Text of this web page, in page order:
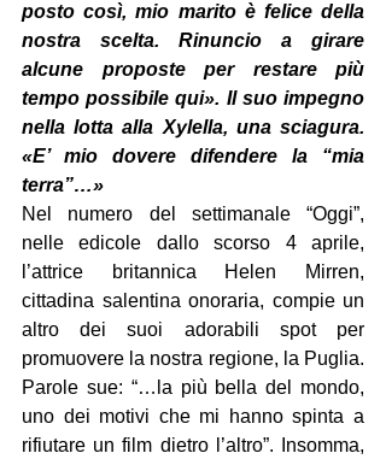
posto così, mio marito è felice della
nostra scelta. Rinuncio a girare
alcune proposte per restare più
tempo possibile qui». Il suo impegno
nella lotta alla Xylella, una sciagura.
«E’ mio dovere difendere la “mia
terra”…»
Nel numero del settimanale “Oggi”,
nelle edicole dallo scorso 4 aprile,
l’attrice britannica Helen Mirren,
cittadina salentina onoraria, compie un
altro dei suoi adorabili spot per
promuovere la nostra regione, la Puglia.
Parole sue: “…la più bella del mondo,
uno dei motivi che mi hanno spinta a
rifiutare un film dietro l’altro”. Insomma,